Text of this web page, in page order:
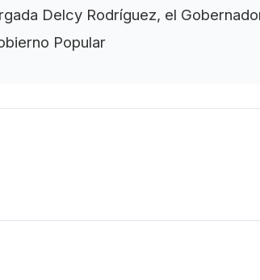
Delcy Rodríguez, el
Popular